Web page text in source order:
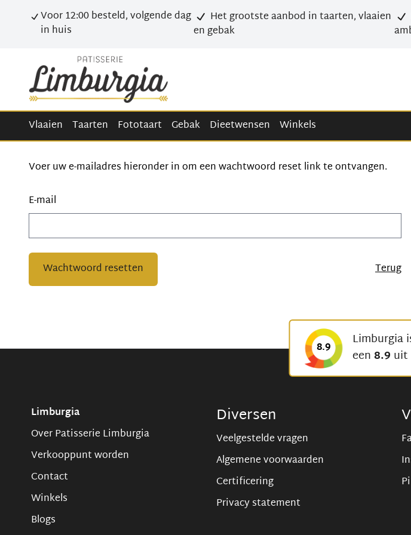
Voor 12:00 besteld, volgende dag
in huis
Het grootste aanbod in taarten, vlaaien
en gebak
Vlaaien Taarten Fototaart Gebak Dieetwensen Winkels
Voer uw e-mailadres hieronder in om een wachtwoord reset link te ontvangen.
E-mail
Wachtwoord resetten Terug
8.9
Limburgia
een 8.9 uit
Limburgia
Over Patisserie Limburgia
Verkooppunt worden
Contact
Winkels
Blogs
Diversen
Veelgestelde vragen
Algemene voorwaarden
Certificering
Privacy statement